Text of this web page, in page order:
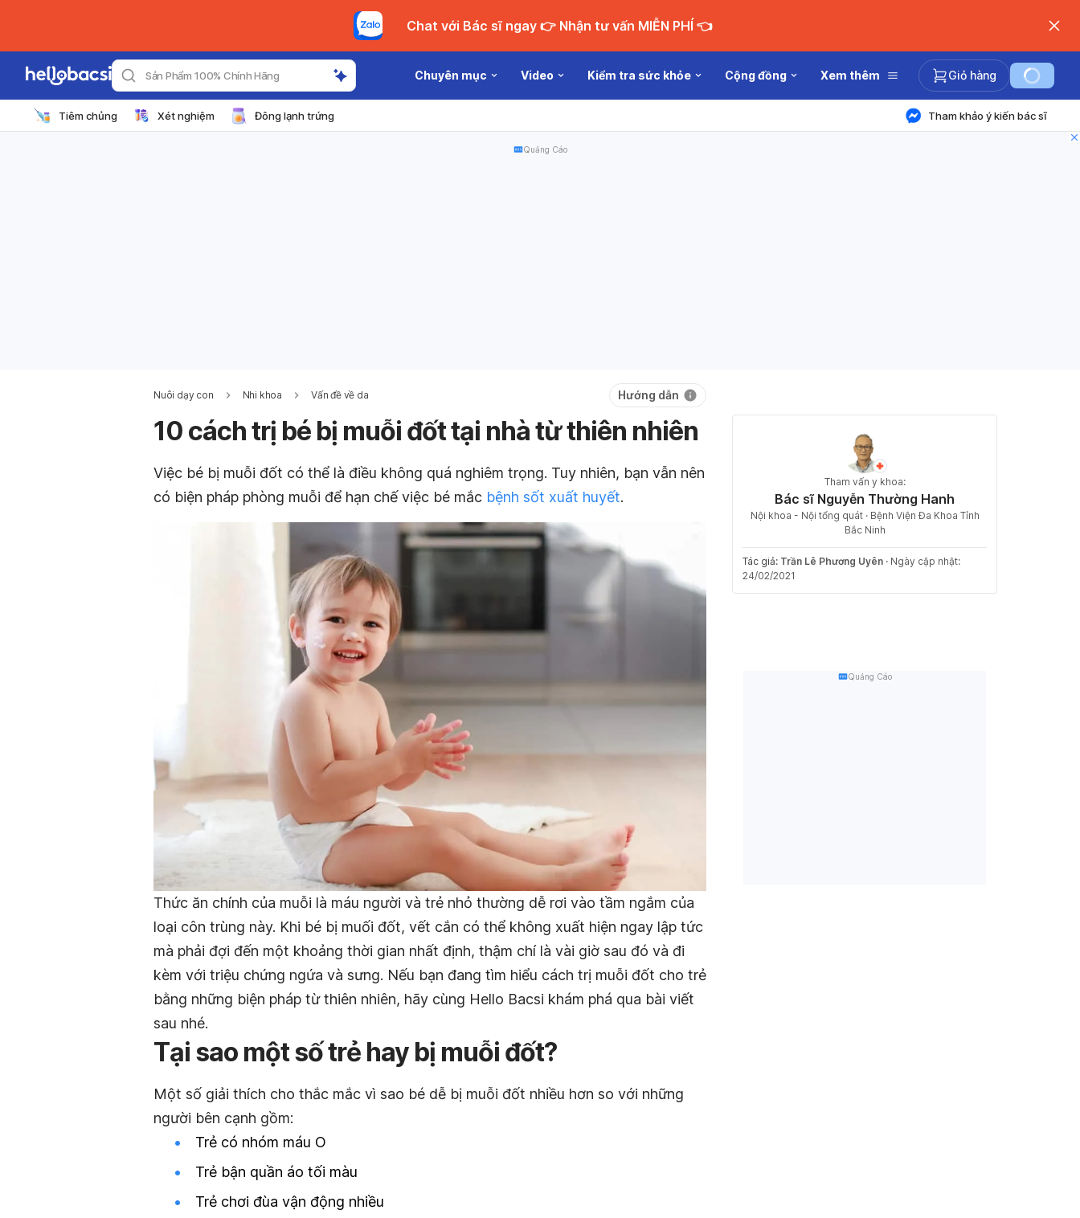
Chat với Bác sĩ ngay 👉 Nhận tư vấn MIỄN PHÍ 👈
Sản Phẩm 100% Chính Hãng Chuyên mục Video Kiểm tra sức khỏe Cộng đồng Xem thêm Giỏ hàng
Tiêm chủng Xét nghiệm Đông lạnh trứng Tham khảo ý kiến bác sĩ
Quảng Cáo
Nuôi dạy con Nhi khoa Vấn đề về da Hướng dẫn
10 cách trị bé bị muỗi đốt tại nhà từ thiên nhiên
Việc bé bị muỗi đốt có thể là điều không quá nghiêm trọng. Tuy nhiên, bạn vẫn nên
có biện pháp phòng muỗi để hạn chế việc bé mắc bệnh sốt xuất huyết.
Thức ăn chính của muỗi là máu người và trẻ nhỏ thường dễ rơi vào tầm ngắm của
loại côn trùng này. Khi bé bị muối đốt, vết cắn có thể không xuất hiện ngay lập tức
mà phải đợi đến một khoảng thời gian nhất định, thậm chí là vài giờ sau đó và đi
kèm với triệu chứng ngứa và sưng. Nếu bạn đang tìm hiểu cách trị muỗi đốt cho trẻ
bằng những biện pháp từ thiên nhiên, hãy cùng Hello Bacsi khám phá qua bài viết
sau nhé.
Tại sao một số trẻ hay bị muỗi đốt?
Một số giải thích cho thắc mắc vì sao bé dễ bị muỗi đốt nhiều hơn so với những
người bên cạnh gồm:
Trẻ có nhóm máu O
Trẻ bận quần áo tối màu
Trẻ chơi đùa vận động nhiều
Tham vấn y khoa:
Bác sĩ Nguyễn Thường Hanh
Nội khoa - Nội tổng quát · Bệnh Viện Đa Khoa Tỉnh
Bắc Ninh
Tác giả: Trần Lê Phương Uyên · Ngày cập nhật:
24/02/2021
Quảng Cáo